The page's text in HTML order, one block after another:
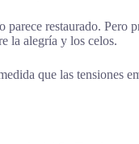
restaurado. Pero
la alegría y los celos.
que las tensiones